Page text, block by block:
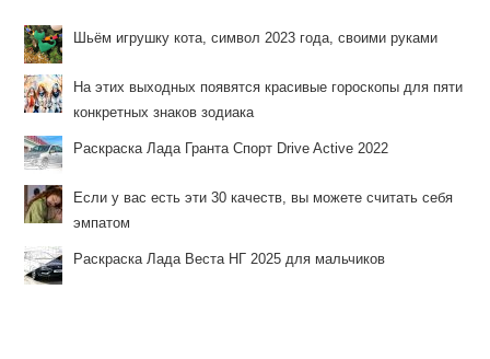
Шьём игрушку кота, символ 2023 года, своими руками
На этих выходных появятся красивые гороскопы для пяти
конкретных знаков зодиака
Раскраска Лада Гранта Спорт Drive Active 2022
Если у вас есть эти 30 качеств, вы можете считать себя
эмпатом
Раскраска Лада Веста НГ 2025 для мальчиков